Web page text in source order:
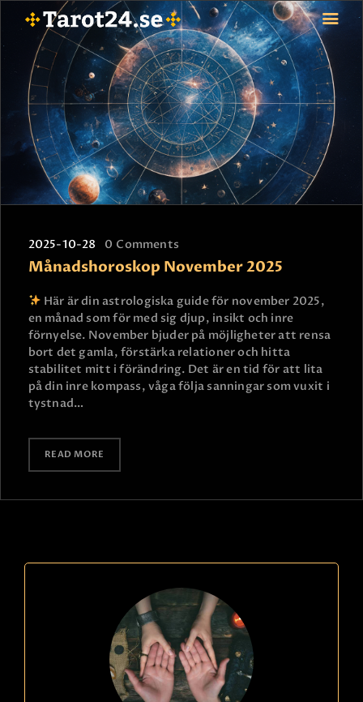
HEM
ASTROLOGI
STJÄRNTECKEN
TAROT
SPÅDAM-SIERSKA
JOBBA SOM SPÅDAM
BETALNING
FAQ
KONTAKTA OSS
2025-10-28 0 Comments
Månadshoroskop November 2025
Här är din astrologiska guide för november 2025,
en månad som för med sig djup, insikt och inre
förnyelse. November bjuder på möjligheter att rensa
bort det gamla, förstärka relationer och hitta
stabilitet mitt i förändring. Det är en tid för att lita
på din inre kompass, våga följa sanningar som vuxit i
tystnad…
READ MORE